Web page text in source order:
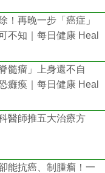
！再晚一步「癌症」
不知｜每日健康 Heal
髓瘤」上身還不自
癱瘓｜每日健康 Heal
醫師推五大治療方
能抗癌、制腫瘤！一